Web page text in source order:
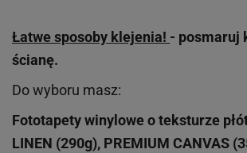
Łatwe sposoby klejenia! - posmaruj
ścianę.
Do wyboru masz:
Fototapety winylowe oteksturze
LINEN (290g), PREMIUM CANVAS